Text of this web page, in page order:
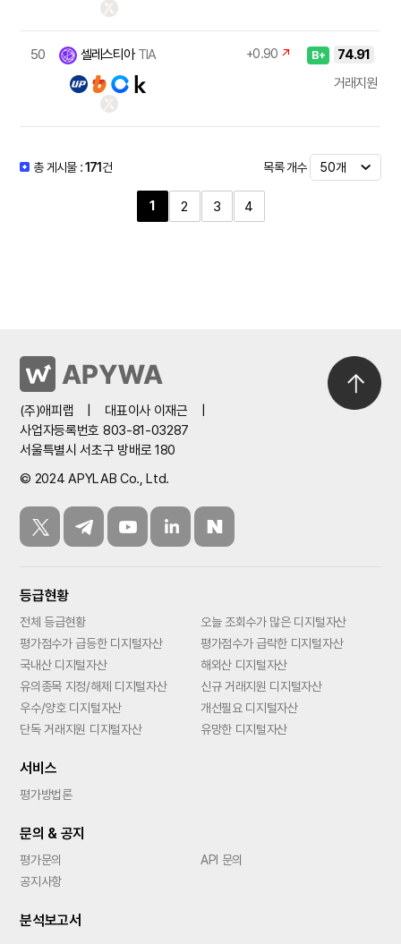
50 셀레스티아TIA +0.90 ↗ B+
74.91
거래지원
총 게시물 :171 건
1 2 3 4
목록 개수
(주)애피랩 대표이사 이재근
사업자등록번호 803-81-03287
서울특별시 서초구 방배로 180
© 2024 APYLAB Co., Ltd.
등급현황
전체 등급현황
오늘 조회수가 많은 디지털자산
평가점수가 급등한 디지털자산
평가점수가 급락한 디지털자산
국내산 디지털자산
해외산 디지털자산
유의종목 지정/해제 디지털자산
신규 거래지원 디지털자산
우수/양호 디지털자산
개선필요 디지털자산
단독 거래지원 디지털자산
유망한 디지털자산
서비스
평가방법론
문의 & 공지
평가문의
API 문의
공지사항
분석보고서